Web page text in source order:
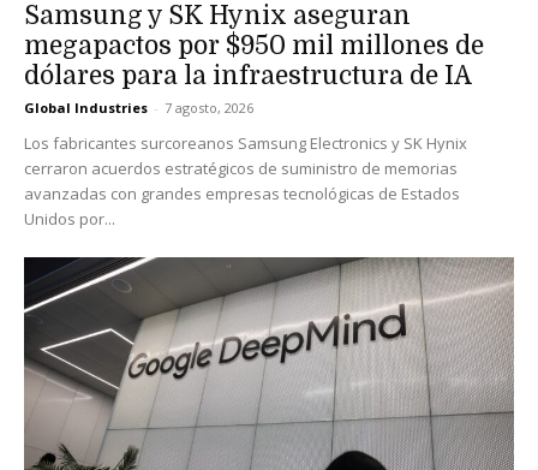
Samsung y SK Hynix aseguran
megapactos por $950 mil millones de
dólares para la infraestructura de IA
Global Industries - 7 agosto, 2026
Los fabricantes surcoreanos Samsung Electronics y SK Hynix
cerraron acuerdos estratégicos de suministro de memorias
avanzadas con grandes empresas tecnológicas de Estados
Unidos por...